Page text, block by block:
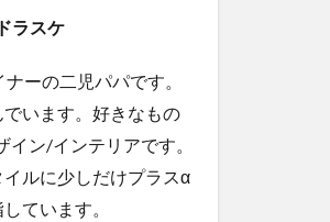
ドラスケ
ーの二児パパです。
います。好きなもの
イン/インテリアです。
ルに少しだけプラスα
ています。